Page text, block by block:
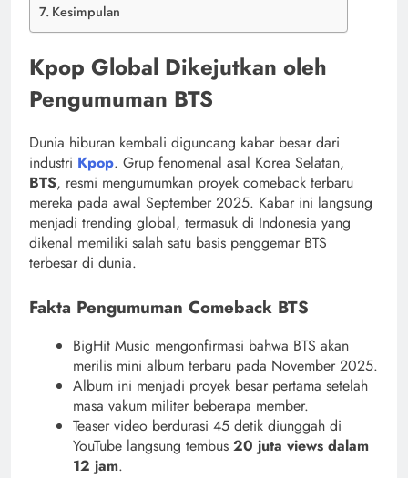
Kesimpulan
Kpop Global Dikejutkan oleh
Pengumuman BTS
Dunia hiburan kembali diguncang kabar besar dari
industri Kpop. Grup fenomenal asal Korea Selatan,
BTS, resmi mengumumkan proyek comeback terbaru
mereka pada awal September 2025. Kabar ini langsung
menjadi trending global, termasuk di Indonesia yang
dikenal memiliki salah satu basis penggemar BTS
terbesar di dunia.
Fakta Pengumuman Comeback BTS
BigHit Music mengonfirmasi bahwa BTS akan
merilis mini album terbaru pada November 2025.
Album ini menjadi proyek besar pertama setelah
masa vakum militer beberapa member.
Teaser video berdurasi 45 detik diunggah di
YouTube langsung tembus 20 juta views dalam
12 jam.